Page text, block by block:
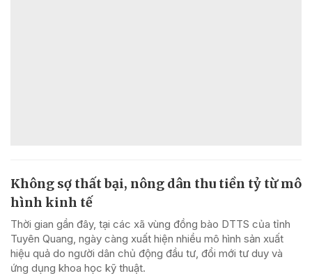
Không sợ thất bại, nông dân thu tiền tỷ từ mô
hình kinh tế
Thời gian gần đây, tại các xã vùng đồng bào DTTS của tỉnh
Tuyên Quang, ngày càng xuất hiện nhiều mô hình sản xuất
hiệu quả do người dân chủ động đầu tư, đổi mới tư duy và
ứng dụng khoa học kỹ thuật.